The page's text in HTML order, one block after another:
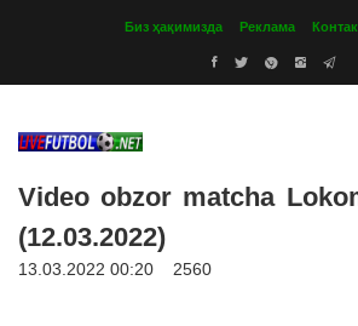
Биз ҳақимизда Реклама
Video obzor matcha
(12.03.2022)
13.03.2022 00:20 2560